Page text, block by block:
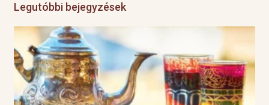
Legutóbbi bejegyzések